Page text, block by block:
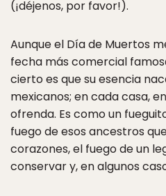
(¡déjenos, por favor!).
Aunque el Día de Muertos
fecha más comercial
cierto es que su esencia
mexicanos; en cada casa,
ofrenda. Es como un
fuego de esos ancestros
corazones, el fuego de un
conservar y, en algunos